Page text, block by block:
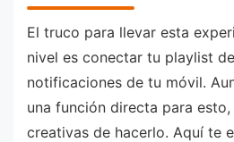
El truco para llevar esta
nivel es conectar tu playlist
notificaciones de tu móvil.
una función directa para
creativas de hacerlo. Aquí te